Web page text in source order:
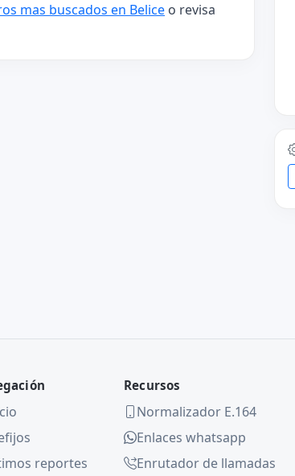
mas buscados en Belice o revisa
reportes
Recursos
Normalizador E.164
Enlaces whatsapp
Enrutador de llamadas